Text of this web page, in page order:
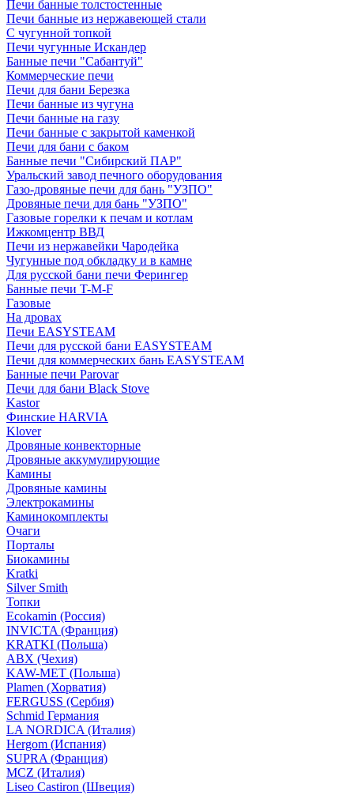
Печи банные толстостенные
Печи банные из нержавеющей стали
С чугунной топкой
Печи чугунные Искандер
Банные печи "Сабантуй"
Коммерческие печи
Печи для бани Березка
Печи банные из чугуна
Печи банные на газу
Печи банные с закрытой каменкой
Печи для бани с баком
Банные печи "Сибирский ПАР"
Уральский завод печного оборудования
Газо-дровяные печи для бань "УЗПО"
Дровяные печи для бань "УЗПО"
Газовые горелки к печам и котлам
Ижкомцентр ВВД
Печи из нержавейки Чародейка
Чугунные под обкладку и в камне
Для русской бани печи Ферингер
Банные печи T-M-F
Газовые
На дровах
Печи EASYSTEAM
Печи для русской бани EASYSTEAM
Печи для коммерческих бань EASYSTEAM
Банные печи Parovar
Печи для бани Black Stove
Kastor
Финские HARVIA
Klover
Дровяные конвекторные
Дровяные аккумулирующие
Камины
Дровяные камины
Электрокамины
Каминокомплекты
Очаги
Порталы
Биокамины
Kratki
Silver Smith
Топки
Ecokamin (Россия)
INVICTA (Франция)
KRATKI (Польша)
ABX (Чехия)
KAW-MET (Польша)
Plamen (Хорватия)
FERGUSS (Сербия)
Schmid Германия
LA NORDICA (Италия)
Hergom (Испания)
SUPRA (Франция)
MCZ (Италия)
Liseo Castiron (Швеция)